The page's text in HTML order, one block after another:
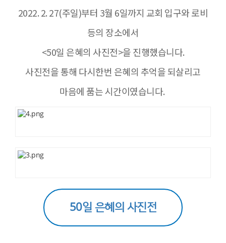
2022. 2. 27(주일)부터 3월 6일까지 교회 입구와 로비
등의 장소에서
<50일 은혜의 사진전>을 진행했습니다.
사진전을 통해 다시한번 은혜의 추억을 되살리고
마음에 품는 시간이였습니다.
50일 은혜의 사진전